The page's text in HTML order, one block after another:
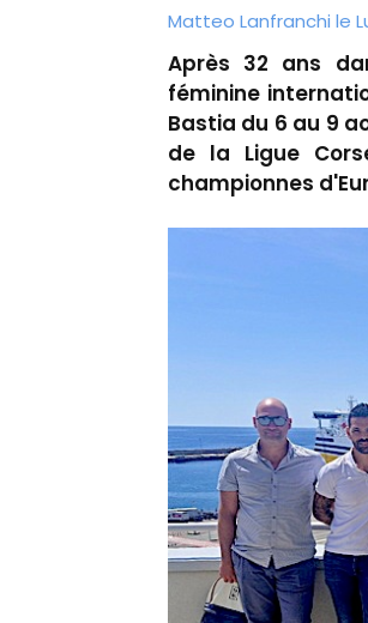
Matteo Lanfranchi le
Après 32 ans
féminine
Bastia du 6 au 9
de la Ligue
championnes